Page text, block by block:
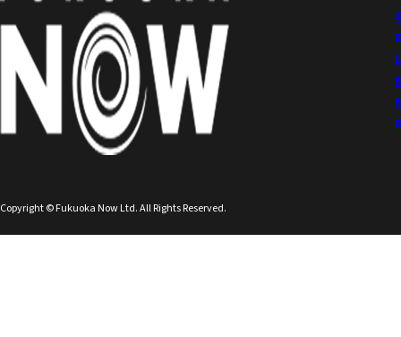
Copyright © Fukuoka Now Ltd. All Rights Reserved.